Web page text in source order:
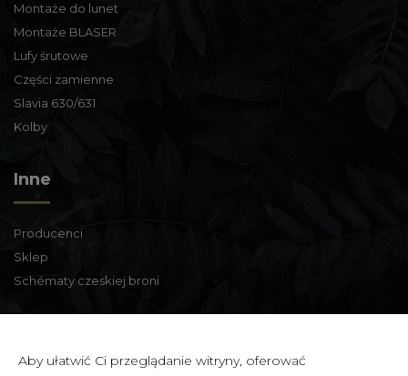
Montaże do lunet
Montaże BLASER
Lufy śrutowe
Części zamienne
Slavia 630/631
Kolby
Inne
Producenci
Sklep
Schématy czeskiej broni
Aby ułatwić Ci przeglądanie witryny, oferować